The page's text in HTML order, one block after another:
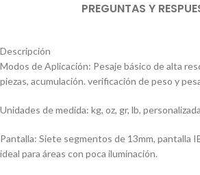
PREGUNTAS Y
Descripción
Modos de Aplicación: Pesaje básico de alta
piezas, acumulación. verificación de peso y
Unidades de medida: kg, oz, gr, lb,
Pantalla: Siete segmentos de 13mm, pantalla
ideal para áreas con poca iluminación.